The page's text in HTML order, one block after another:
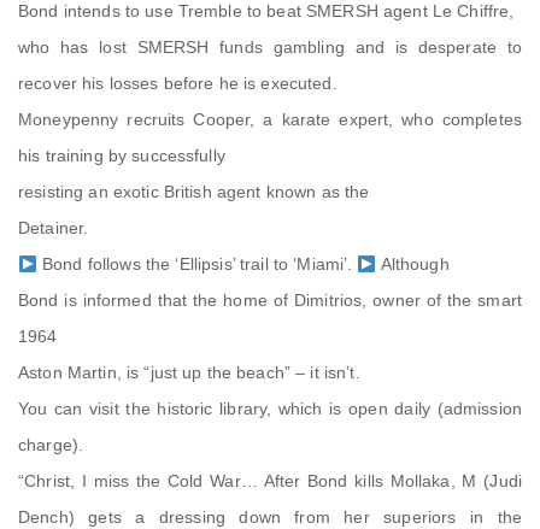
Bond intends to use Tremble to beat SMERSH agent Le Chiffre,
who has lost SMERSH funds gambling and is desperate to
recover his losses before he is executed.
Moneypenny recruits Cooper, a karate expert, who completes
his training by successfully
resisting an exotic British agent known as the
Detainer.
Bond follows the ‘Ellipsis’ trail to ‘Miami’.
Although
Bond is informed that the home of Dimitrios, owner of the smart
1964
Aston Martin, is “just up the beach” – it isn’t.
You can visit the historic library, which is open daily (admission
charge).
“Christ, I miss the Cold War… After Bond kills Mollaka, M (Judi
Dench) gets a dressing down from her superiors in the